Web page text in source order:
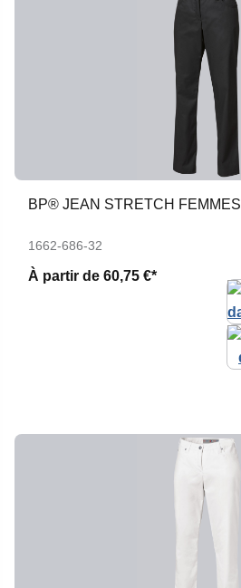
BP® JEAN STRETCH FEMMES
1662-686-32
À partir de 60,75 €*